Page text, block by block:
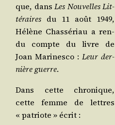
que, dans Les Nou­velles Lit­
té­raires du 11 août 1949,
Hélène Chas­sé­riau a ren­
du compte du livre de
Joan Mari­nes­co : Leur der­
nière guerre.
Dans cette chro­nique,
cette femme de lettres
« patriote » écrit :